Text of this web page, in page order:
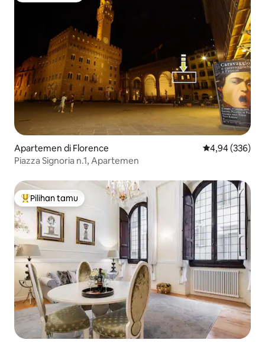
Apartemen di Florence Nilai rata-rata
4,94 (336)
Piazza Signoria n.1, Apartemen
Pilihan tamu terpopuler
Pilihan tamu